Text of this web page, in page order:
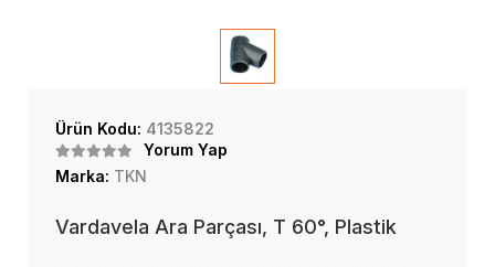
Ürün Kodu: 4135822
Yorum Yap
Marka: TKN
Vardavela Ara Parçası, T 60°, Plastik